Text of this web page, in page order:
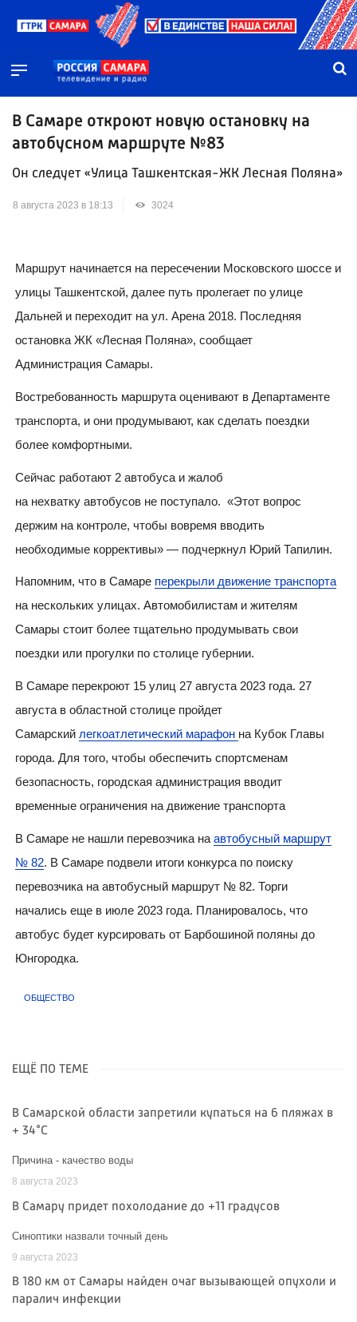
В Самаре откроют новую остановку на
автобусном маршруте №83
Он следует «Улица Ташкентская-ЖК Лесная Поляна»
8 августа 2023 в 18:13 3024
Маршрут начинается на пересечении Московского шоссе и
улицы Ташкентской, далее путь пролегает по улице
Дальней и переходит на ул. Арена 2018. Последняя
остановка ЖК «Лесная Поляна», сообщает
Администрация Самары.
Востребованность маршрута оценивают в Департаменте
транспорта, и они продумывают, как сделать поездки
более комфортными.
Сейчас работают 2 автобуса и жалоб
на нехватку автобусов не поступало. «Этот вопрос
держим на контроле, чтобы вовремя вводить
необходимые коррективы» — подчеркнул Юрий Тапилин.
Напомним, что в Самаре перекрыли движение транспорта
на нескольких улицах. Автомобилистам и жителям
Самары стоит более тщательно продумывать свои
поездки или прогулки по столице губернии.
В Самаре перекроют 15 улиц 27 августа 2023 года. 27
августа в областной столице пройдет
Самарский легкоатлетический марафон на Кубок Главы
города. Для того, чтобы обеспечить спортсменам
безопасность, городская администрация вводит
временные ограничения на движение транспорта
В Самаре не нашли перевозчика на автобусный маршрут
№ 82. В Самаре подвели итоги конкурса по поиску
перевозчика на автобусный маршрут № 82. Торги
начались еще в июле 2023 года. Планировалось, что
автобус будет курсировать от Барбошиной поляны до
Юнгородка.
ОБЩЕСТВО
ЕЩЁ ПО ТЕМЕ
В Самарской области запретили купаться на 6 пляжах в
+ 34°C
Причина - качество воды
8 августа 2023
В Самару придет похолодание до +11 градусов
Синоптики назвали точный день
9 августа 2023
В 180 км от Самары найден очаг вызывающей опухоли и
паралич инфекции